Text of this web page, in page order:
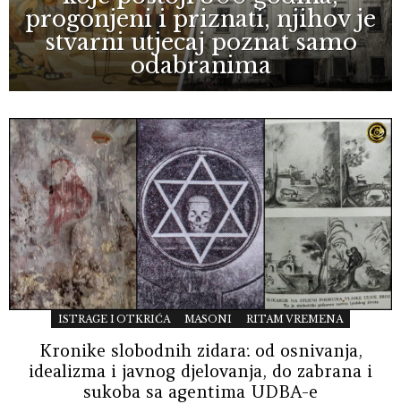
progonjeni i priznati, njihov je
stvarni utjecaj poznat samo
odabranima
ISTRAGE I OTKRIĆA MASONI RITAM VREMENA
Kronike slobodnih zidara: od osnivanja,
idealizma i javnog djelovanja, do zabrana i
sukoba sa agentima UDBA-e